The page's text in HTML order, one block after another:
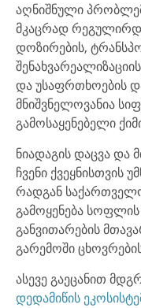
აღნიშნული
მკაცრად
დოზირების,
და უსაფრთხოების
მნიშვნელოვანია
გამოსაყენებელი
ნიადაგის დაცვა და
ჩვენი ქვეყნისთვის
რადგან
გამოყენება
განვითარების
გარემოში
ასევე გაეცანით
დედამიწის